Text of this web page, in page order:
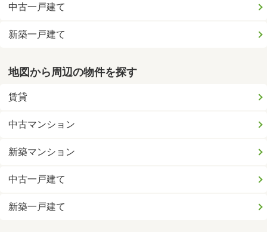
中古一戸建て
新築一戸建て
地図から周辺の物件を探す
賃貸
中古マンション
新築マンション
中古一戸建て
新築一戸建て